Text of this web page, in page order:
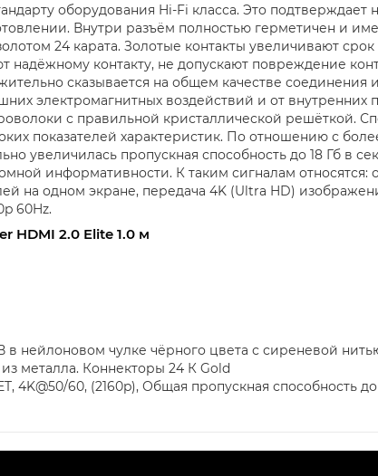
оборудования Hi-Fi класса. Это
Внутри разъём полностью герметичен и
24 карата. Золотые контакты увеличивают
надёжному контакту, не допускают повреждение
сказывается на общем качестве
электромагнитных воздействий и от внутренних
с правильной кристаллической решёткой.
показателей характеристик. По отношению с
увеличилась пропускная способность до 18 Гб в
информативности. К таким сигналам относятся:
на одном экране, передача 4K (Ultra HD)
60Hz.
HDMI 2.0 Elite 1.0 м
нейлоновом чулке чёрного цвета с сиреневой
металла. Коннекторы 24 К Gold
4K@50/60, (2160p), Общая пропускная способность до